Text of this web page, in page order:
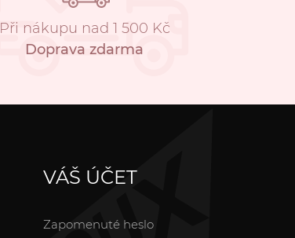
Při nákupu nad 1 500 Kč
Doprava zdarma
VÁŠ ÚČET
Zapomenuté heslo